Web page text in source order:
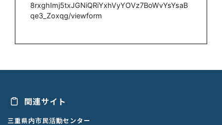
8rxghImj5txJGNiQRiYxhVyYOVz7BoWvYsYsaB
qe3_Zoxqg/viewform
関連サイト
三重県内市民活動センター